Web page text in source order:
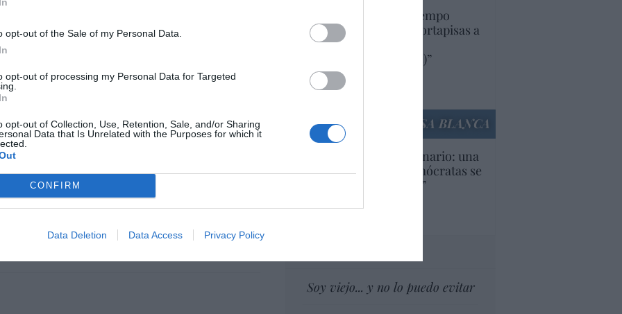
opt-out of the Sale of my Personal Data.
opt-out of processing my Personal Data for Targeted
opt-out of Collection, Use, Retention, Sale, and/or Sharing
Data that Is Unrelated with the Purposes for which it
CONFIRM
Data Deletion Data Access Privacy Policy
Huawei: lo que importan son las
logro del ministro Puente: los usuarios de
velocidad caen un 15,5% hasta junio
07/08/26 12:37
Gobierno regional denuncia la agresión
en un piso tutelado, en Teruel
“Europa lleva mucho tiempo
poniendo aranceles y cortapisas a
productos y compañías
americanas (y europeas)”
por Ana Sánchez Arjona
Artículos anteriores
LA CASA BLANCA
EEUU. Inquietante escenario: una
tercera parte de los demócratas se
define como “socialista”
Soy viejo... y no lo puedo evitar